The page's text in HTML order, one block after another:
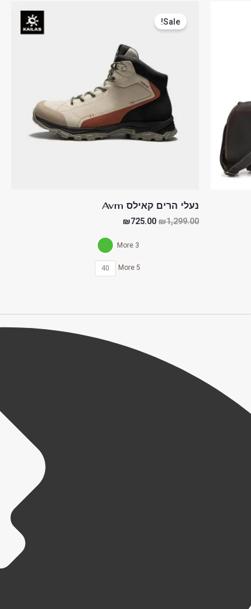
Sale!
נעלי הרים קאילס Avm
₪1,299.00
היה:
₪725.00
3 More
40 5 More